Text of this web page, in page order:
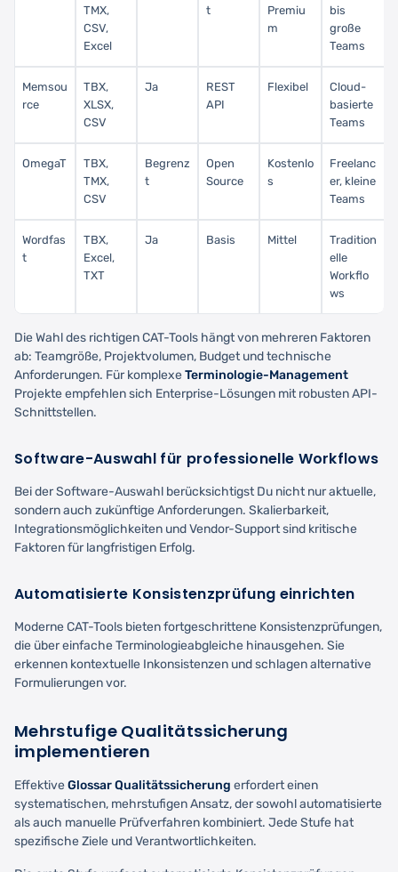
TMX,
CSV,
Excel
t
Premiu
m
bis
große
Teams
Memsou
rce
TBX,
XLSX,
CSV
Ja
REST
API
Flexibel
Cloud-
basierte
Teams
OmegaT
TBX,
TMX,
CSV
Begrenz
t
Open
Source
Kostenlo
s
Freelanc
er, kleine
Teams
Wordfas
t
TBX,
Excel,
TXT
Ja Basis Mittel
Tradition
elle
Workflo
ws
Die Wahl des richtigen CAT-Tools hängt von mehreren Faktoren
ab: Teamgröße, Projektvolumen, Budget und technische
Anforderungen. Für komplexeTerminologie-Management
Projekte empfehlen sich Enterprise-Lösungen mit robusten API-
Schnittstellen.
Software-Auswahl für professionelle Workflows
Bei der Software-Auswahl berücksichtigst Du nicht nur aktuelle,
sondern auch zukünftige Anforderungen. Skalierbarkeit,
Integrationsmöglichkeiten und Vendor-Support sind kritische
Faktoren für langfristigen Erfolg.
Automatisierte Konsistenzprüfung einrichten
Moderne CAT-Tools bieten fortgeschrittene Konsistenzprüfungen,
die über einfache Terminologieabgleiche hinausgehen. Sie
erkennen kontextuelle Inkonsistenzen und schlagen alternative
Formulierungen vor.
Mehrstufige Qualitätssicherung
implementieren
EffektiveGlossar Qualitätssicherung erfordert einen
systematischen, mehrstufigen Ansatz, der sowohl automatisierte
als auch manuelle Prüfverfahren kombiniert. Jede Stufe hat
spezifische Ziele und Verantwortlichkeiten.